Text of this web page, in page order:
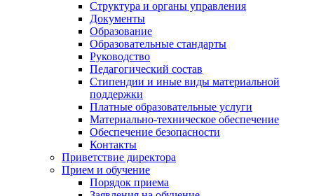
Структура и органы управления
Документы
Образование
Образовательные стандарты
Руководство
Педагогический состав
Стипендии и иные виды материальной
поддержки
Платные образовательные услуги
Материально-техническое обеспечение
Обеспечение безопасности
Контакты
Приветствие директора
Прием и обучение
Порядок приема